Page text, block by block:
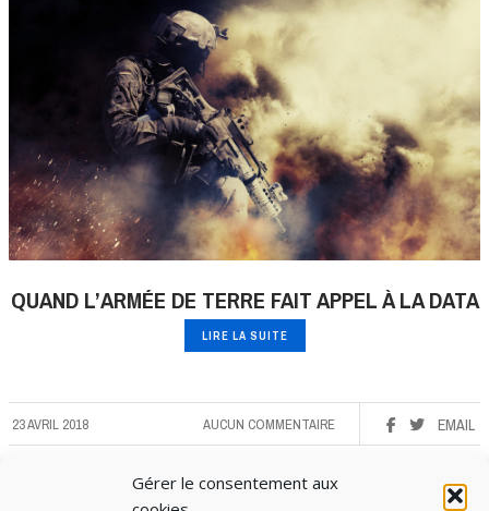
Gérer le consentement aux
QUAND L’ARMÉE DE TERRE FAIT APPEL À LA DATA
LIRE LA SUITE
23 AVRIL 2018 EMAIL
AUCUN COMMENTAIRE